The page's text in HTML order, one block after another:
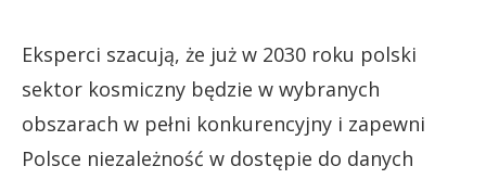
Eksperci szacują, że już w 2030 roku polski
sektor kosmiczny będzie w wybranych
obszarach w pełni konkurencyjny i zapewni
Polsce niezależność w dostępie do danych